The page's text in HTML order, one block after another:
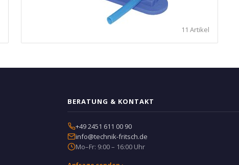
11 Artikel
BERATUNG & KONTAKT
+49 2451 611 00 90
info@technik-fritsch.de
Mo–Fr: 9:00 – 16:00 Uhr